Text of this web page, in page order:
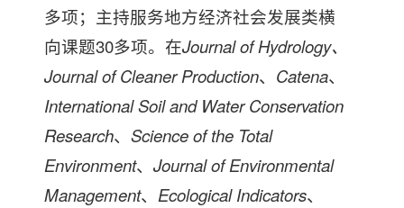
多项；主持服务地方经济社会发展类横
向课题30多项。在Journal of Hydrology、
Journal of Cleaner Production、 Catena、
International Soil and Water Conservation
Research、Science of the Total
Environment、Journal of Environmental
Management、 Ecological Indicators、